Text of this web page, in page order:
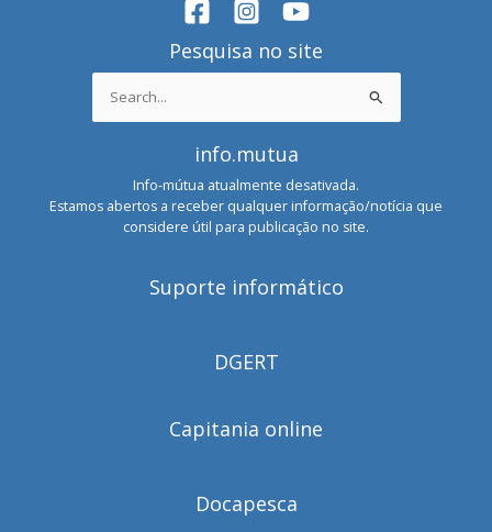
Pesquisa no site
Search
for:
info.mutua
Info-mútua atualmente desativada.
Estamos abertos a receber qualquer informação/notícia que
considere útil para publicação no site.
Suporte informático
DGERT
Capitania online
Docapesca